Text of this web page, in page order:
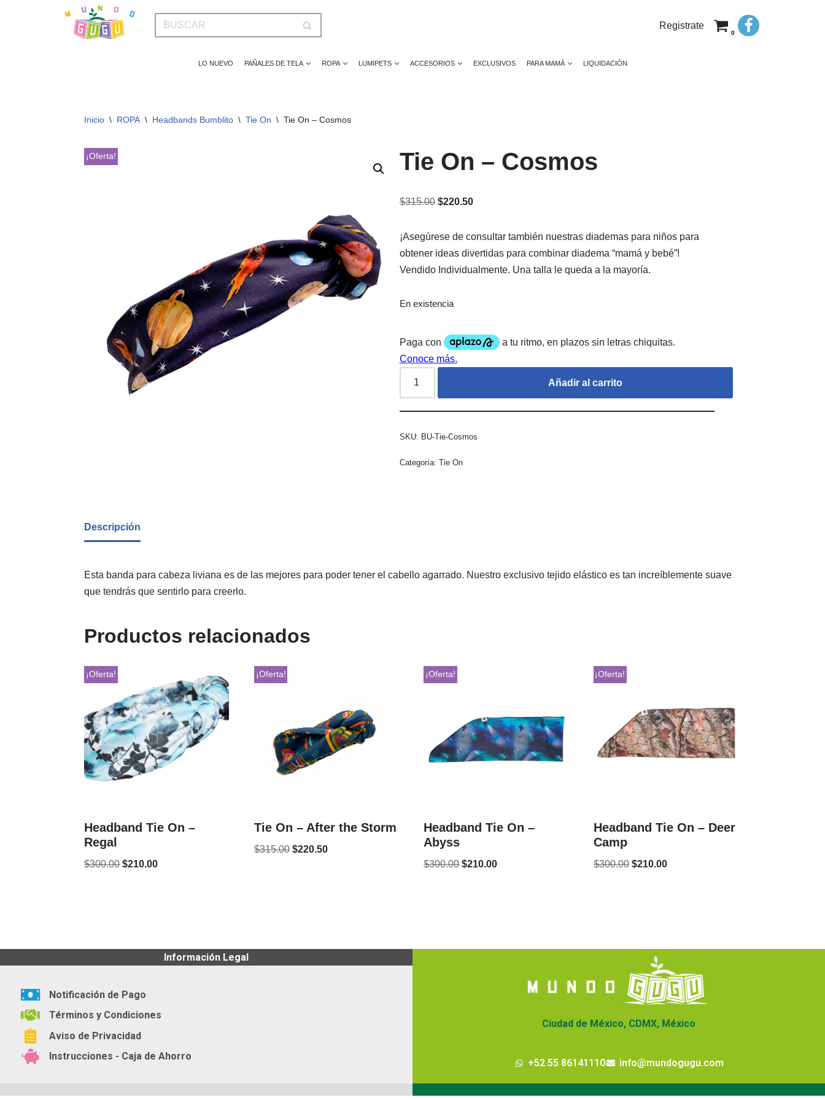
Registrate
0
LO NUEVO PAÑALES DE TELA ROPA LUMIPETS ACCESORIOS EXCLUSIVOS PARA MAMÁ LIQUIDACIÓN
Inicio \ ROPA \ Headbands Bumblito \ Tie On \ Tie On – Cosmos
¡Oferta! Tie On – Cosmos
$315.00 $220.50
¡Asegúrese de consultar también nuestras diademas para niños para
obtener ideas divertidas para combinar diadema “mamá y bebé”!
Vendido Individualmente. Una talla le queda a la mayoría.
En existencia
Añadir al carrito
SKU: BU-Tie-Cosmos
Categoría: Tie On
Descripción
Esta banda para cabeza liviana es de las mejores para poder tener el cabello agarrado. Nuestro exclusivo tejido elástico es tan increíblemente suave
que tendrás que sentirlo para creerlo.
Productos relacionados
¡Oferta!
Headband Tie On –
Regal
$300.00 $210.00
¡Oferta!
Tie On – After the Storm
$315.00 $220.50
¡Oferta!
Headband Tie On –
Abyss
$300.00 $210.00
¡Oferta!
Headband Tie On – Deer
Camp
$300.00 $210.00
Información Legal
Notificación de Pago
Términos y Condiciones
Aviso de Privacidad
Instrucciones - Caja de Ahorro
Ciudad de México, CDMX, México
+52 55 86141110 info@mundogugu.com